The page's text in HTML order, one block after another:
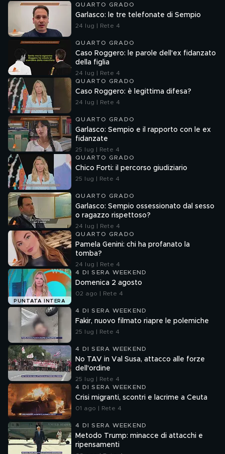
QUARTO GRADO
Garlasco: le tre telefonate di Sempio
24 lug | Rete 4
QUARTO GRADO
Caso Roggero: le parole dell'ex fidanzato
della figlia
24 lug | Rete 4
QUARTO GRADO
Caso Roggero: è legittima difesa?
24 lug | Rete 4
QUARTO GRADO
Garlasco: Sempio e il rapporto con le ex
fidanzate
25 lug | Rete 4
QUARTO GRADO
Chico Forti: il percorso giudiziario
25 lug | Rete 4
QUARTO GRADO
Garlasco: Sempio ossessionato dal sesso
o ragazzo rispettoso?
24 lug | Rete 4
QUARTO GRADO
Pamela Genini: chi ha profanato la
tomba?
24 lug | Rete 4
PUNTATA INTERA
4 DI SERA WEEKEND
Domenica 2 agosto
02 ago | Rete 4
4 DI SERA WEEKEND
Fakir, nuovo filmato riapre le polemiche
25 lug | Rete 4
4 DI SERA WEEKEND
No TAV in Val Susa, attacco alle forze
dell'ordine
25 lug | Rete 4
4 DI SERA WEEKEND
Crisi migranti, scontri e lacrime a Ceuta
01 ago | Rete 4
4 DI SERA WEEKEND
Metodo Trump: minacce di attacchi e
ripensamenti